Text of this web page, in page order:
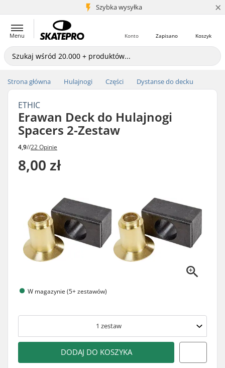
Szybka wysyłka
5+ mln klientów ×
Menu Koszyk
Zapisano
Konto
Strona główna Hulajnogi Części Dystanse do decku
ETHIC
Erawan Deck do Hulajnogi
Spacers 2-Zestaw
4,9//22 Opinie
8,00 zł
W magazynie (5+ zestawów)
1 zestaw
DODAJ DO KOSZYKA